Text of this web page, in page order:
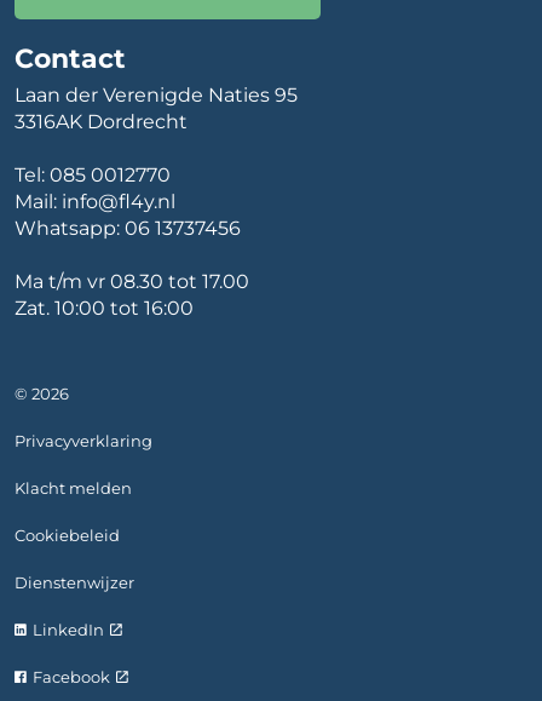
Contact
Laan der Verenigde Naties 95
3316AK Dordrecht
Tel: 085 0012770
Mail: info@fl4y.nl
Whatsapp: 06 13737456
Ma t/m vr 08.30 tot 17.00
Zat. 10:00 tot 16:00
© 2026
Privacyverklaring
Klacht melden
Cookiebeleid
Dienstenwijzer
LinkedIn
Facebook